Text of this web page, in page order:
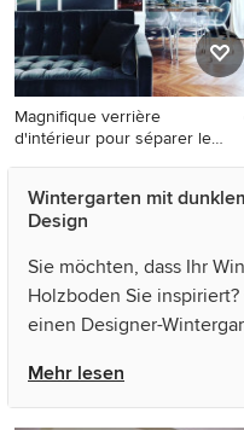
Magnifique verrière
d'intérieur pour séparer le
Mittelgroßer Moderner
Wintergarten mit dunklem
Holzboden und braunem
Wintergarten mit
Design
Sie möchten, dass Ihr
Holzboden Sie
einen Designer-
Inneneinrichter und
anderem von Anne-
Mehr lesen